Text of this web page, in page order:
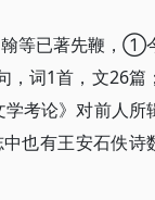
翰等已著先鞭，①
词1首，文26篇；
考论》对前人所
也有王安石佚诗